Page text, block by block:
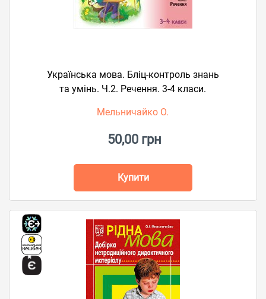
Українська мова. Бліц-контроль знань
та умінь. Ч.2. Речення. 3-4 класи.
Мельничайко О.
50,00 грн
Купити